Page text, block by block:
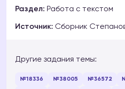
Раздел: Работа с текстом
Источник: Сборник
Другие задания темы:
№18336 №38005 №36572